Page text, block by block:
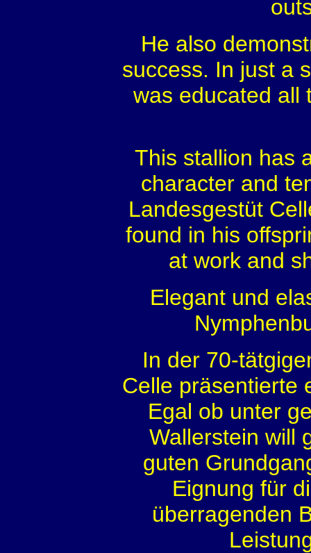
He also
success. In just a
was educated all
This stallion has
character and
Landesgestüt
found in his
at work and
Elegant und
In der 70-
Celle präsentierte
Egal ob unter
Wallerstein will
guten
Eignung für
überragenden